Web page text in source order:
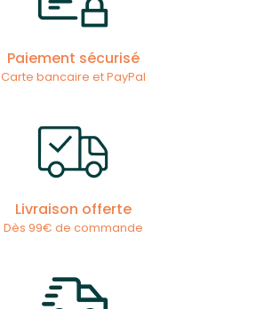
Paiement sécurisé
Carte bancaire et PayPal
Livraison offerte
Dès 99€ de commande